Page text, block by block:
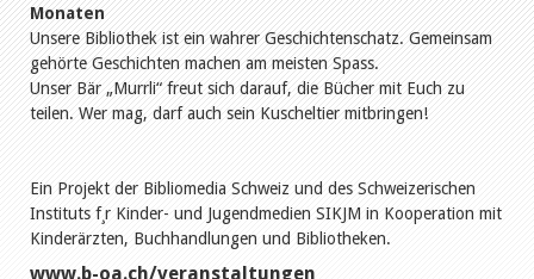
Dienstleistungen
biblioBE nutzen
Monaten
Unsere Bibliothek ist ein wahrer Geschichtenschatz. Gemeinsam
gehörte Geschichten machen am meisten Spass.
Unser Bär „Murrli“ freut sich darauf, die Bücher mit Euch zu
teilen. Wer mag, darf auch sein Kuscheltier mitbringen!
Ein Projekt der Bibliomedia Schweiz und des Schweizerischen
Instituts f¸r Kinder- und Jugendmedien SIKJM in Kooperation mit
Kinderärzten, Buchhandlungen und Bibliotheken.
www.b-oa.ch/veranstaltungen